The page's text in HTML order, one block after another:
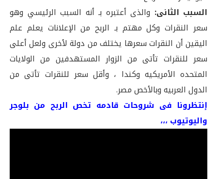
السبب الثانى: والذى أعتبره بـ أنه السبب الرئيسي وهو
سعر النقرات وكل مهتم بـ الربح من الإعلانات يعلم علم
اليقين أن النقرات سعرها يختلف من دولة لأخرى ولعل أعلى
سعر للنقرات تأتى من الزوار المستهدفين من الولايات
المتحده الأمريكيه وكندا ، وأقل سعر للنقرات تأتى من
الدول العربيه وبالأخص مصر.
إنتظرونا فى شروحات قادمه تخص الربح من بلوجر
واليوتيوب ،،،